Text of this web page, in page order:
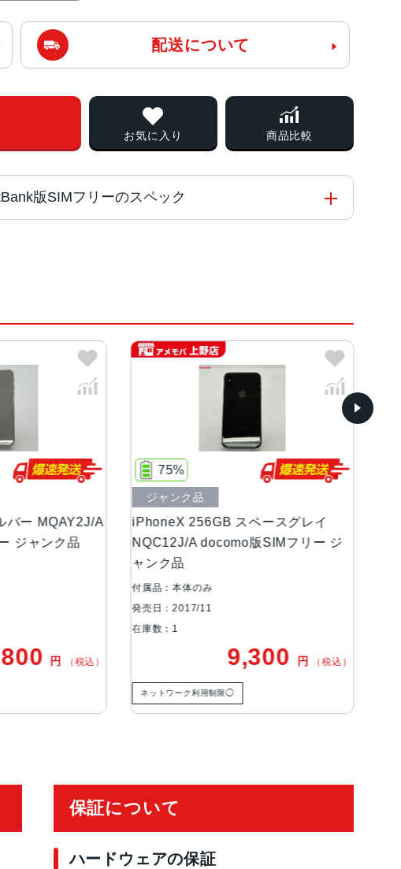
配送について
お気に入り 商品比較
版SIMフリーのスペック
ディスプレイ
A
税込）
iPhoneX 256GB スペースグレイ
NQC12J/A docomo版SIMフリー ジ
75%
付属品：本体のみ
発売日：2017/11
円 （税込）
ネットワーク利用制限◯
iPhoneX
MQC12J/A
97%
保証について
ハードウェアの保証